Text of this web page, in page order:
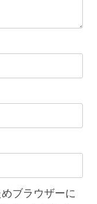
ブラウザーに